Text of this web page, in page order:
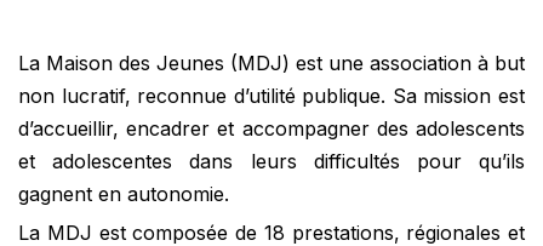
La Maison des Jeunes (MDJ) est une association à but
non lucratif, reconnue d’utilité publique. Sa mission est
d’accueillir, encadrer et accompagner des adolescents
et adolescentes dans leurs difficultés pour qu’ils
gagnent en autonomie.
La MDJ est composée de 18 prestations, régionales et